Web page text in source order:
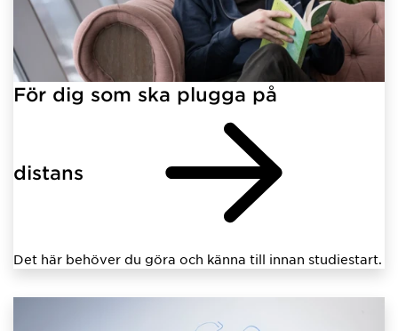
För dig som ska plugga på
distans
Det här behöver du göra och känna till innan studiestart.